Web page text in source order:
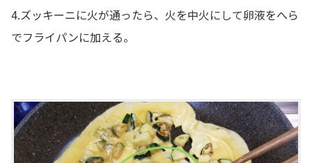
4.ズッキーニに火が通ったら、火を中火にして卵液をへら
でフライパンに加える。